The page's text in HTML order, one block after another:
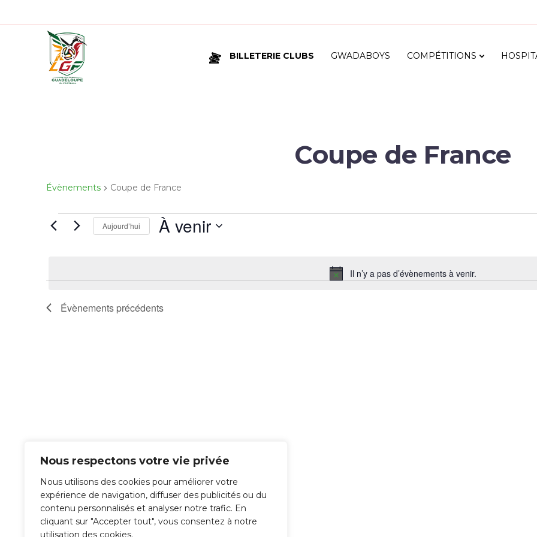
Nous respectons votre vie privée
Nous utilisons des cookies pour améliorer votre
expérience de navigation, diffuser des publicités ou du
contenu personnalisés et analyser notre trafic. En
cliquant sur "Accepter tout", vous consentez à notre
utilisation des cookies.
BILLETERIE CLUBS GWADABOYS COMPÉTITIONS
Coupe de France
Évènements Coupe de France
Notice
Il n’y a pas d’évènements à venir.
Aujourd’hui À venir
date.
Évènements précédents